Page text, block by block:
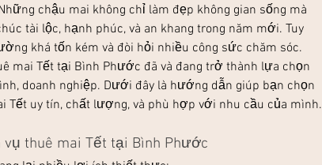
chậu mai không chỉ làm đẹp không gian sống mà
tài lộc, hạnh phúc, và an khang trong năm mới. Tuy
khá tốn kém và đòi hỏi nhiều công sức chăm sóc.
mai Tết tại Bình Phước đã và đang trở thành lựa chọn
doanh nghiệp. Dưới đây là hướng dẫn giúp bạn chọn
Tết uy tín, chất lượng, và phù hợp với nhu cầu của mình.
vụ thuê mai Tết tại Bình Phước